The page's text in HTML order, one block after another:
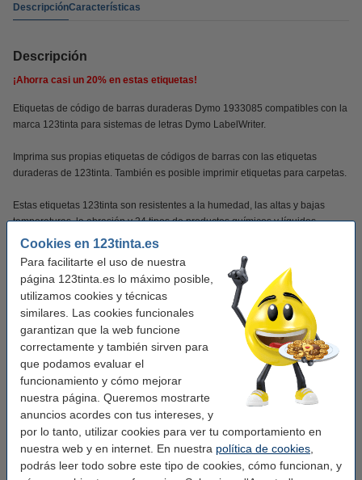
Cookies en 123tinta.es
Para facilitarte el uso de nuestra
página 123tinta.es lo máximo posible,
utilizamos cookies y técnicas
similares. Las cookies funcionales
garantizan que la web funcione
correctamente y también sirven para
que podamos evaluar el
funcionamiento y cómo mejorar
nuestra página. Queremos mostrarte
anuncios acordes con tus intereses, y
por lo tanto, utilizar cookies para ver tu comportamiento en
nuestra web y en internet. En nuestra política de cookies
podrás leer todo sobre este tipo de cookies, cómo funcionan, y
DescripciónCaracterísticas
Descripción
¡Ahorra casi un 20% en estas etiquetas!
Etiquetas de código de barras duraderas Dymo 1933085 compatibles con la
marca 123tinta para sistemas de letras Dymo LabelWriter.
Imprima sus propias etiquetas de códigos de barras con las etiquetas
duraderas de 123tinta. También es posible imprimir etiquetas para carpetas.
Estas etiquetas 123tinta son resistentes a la humedad, las altas y bajas
temperaturas, la abrasión y 24 tipos de productos químicos y líquidos.
Gracias a su adherencia extra, las etiquetas se adhieren perfectamente
ATENCIÓN: ¡No apto para la serie LabelWriter 550 y la serie 5XL!
Este producto marca 123tinta incluye garantía del 100%. 1-2-3 ¡sin preocupaciones!
Características
Marca: 123tinta
Uso: etiquetas de código de barras
extra permanente